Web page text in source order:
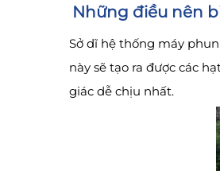
Những điều nên
Sở dĩ hệ thống máy
này sẽ tạo ra được các
giác dễ chịu nhất.